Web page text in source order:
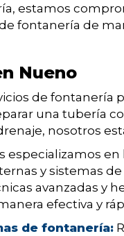
estamos
fontanería de
Nueno
de fontanería
una tubería
nosotros
especializamos
y sistemas
avanzadas y
efectiva y
de fontanería: